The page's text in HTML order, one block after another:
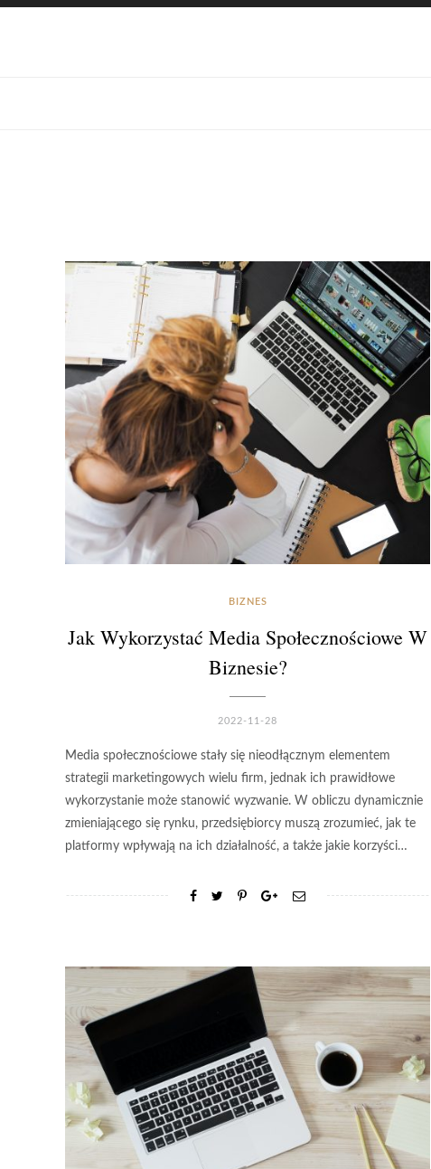
BIZNES
Jak Wykorzystać Media Społecznościowe W
Biznesie?
2022-11-28
Media społecznościowe stały się nieodłącznym elementem
strategii marketingowych wielu firm, jednak ich prawidłowe
wykorzystanie może stanowić wyzwanie. W obliczu dynamicznie
zmieniającego się rynku, przedsiębiorcy muszą zrozumieć, jak te
platformy wpływają na ich działalność, a także jakie korzyści…